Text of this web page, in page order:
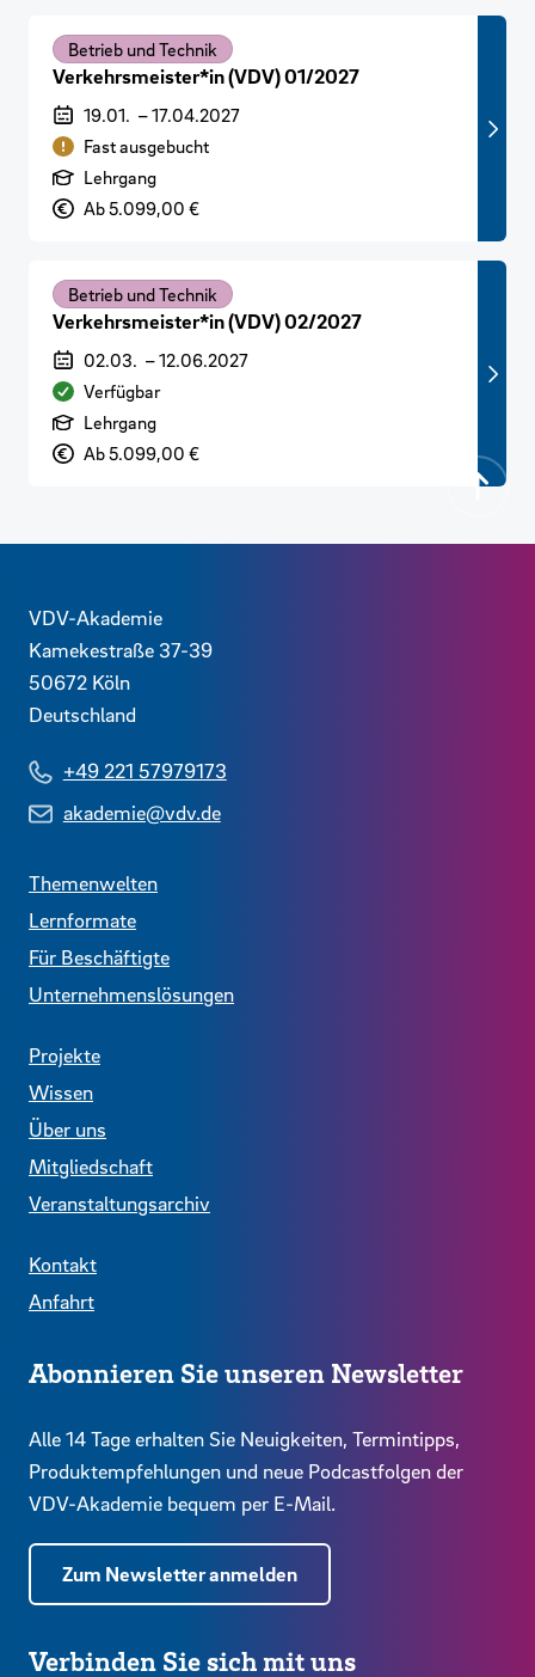
Betrieb und Technik
Verkehrsmeister*in (VDV) 01/2027
Veranstaltungszeitraum
19.01. –17.04.2027
Verfügbarkeit
Fast ausgebucht
Art der Veranstaltung
Lehrgang
PreisAb 5.099,00 €
Betrieb und Technik
Verkehrsmeister*in (VDV) 02/2027
Veranstaltungszeitraum
02.03. –12.06.2027
Verfügbarkeit
Verfügbar
Art der Veranstaltung
Lehrgang
PreisAb 5.099,00 €
Kontaktdaten und weitere Links
VDV-Akademie
Kamekestraße 37-39
50672 Köln
Deutschland
+49 221 57979173
akademie@vdv.de
Abonnieren Sie unseren Newsletter
Alle 14 Tage erhalten Sie Neuigkeiten, Termintipps,
Produktempfehlungen und neue Podcastfolgen der
VDV-Akademie bequem per E-Mail.
Zum Newsletter anmelden
Verbinden Sie sich mit uns
Themenwelten
Lernformate
Für Beschäftigte
Unternehmenslösungen
Projekte
Wissen
Über uns
Mitgliedschaft
Veranstaltungsarchiv
Kontakt
Anfahrt